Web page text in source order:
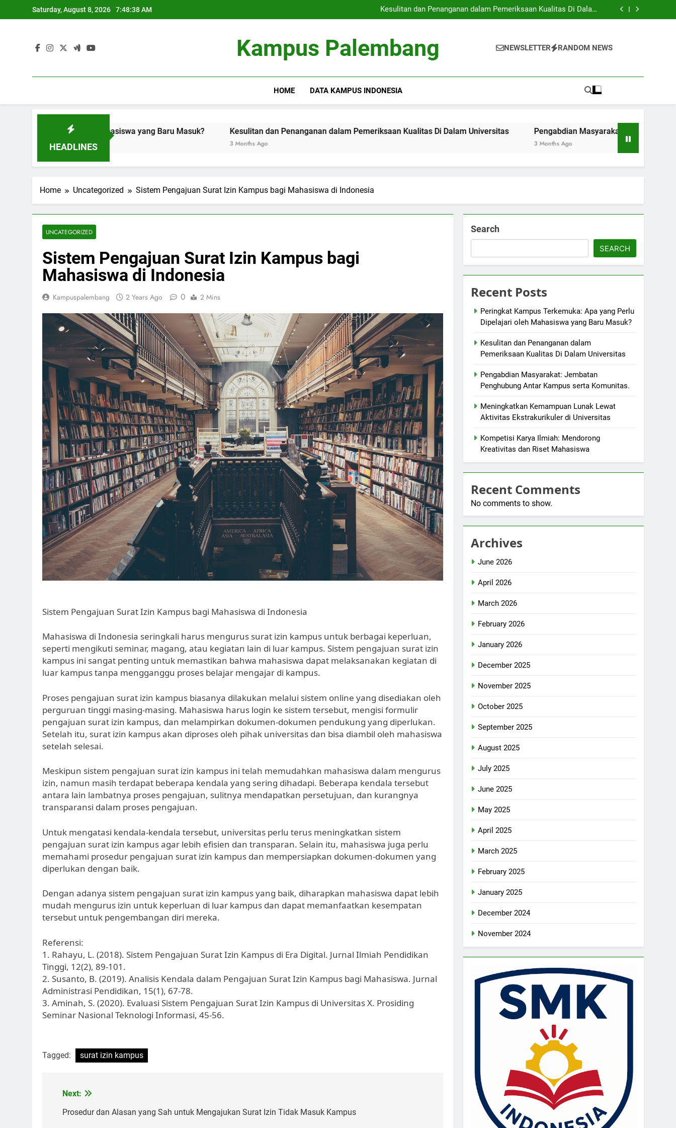
to
Saturday, August 8, 2026 7:48:39 AM
yang Baru Masuk?
Kesulitan dan Penanganan dalam Pemeriksaan Kualitas Di Dalam
Universitas
Pengabdian Masyarakat: Jembatan Penghubung Antar Kampus serta
yang Baru Masuk?
Kesulitan dan Penanganan dalam Pemeriksaan Kualitas Di Dalam
Pengabdian Masyarakat: Jembatan Penghubung Antar Kampus serta
Kampus Palembang NEWSLETTER RANDOM NEWS
HOME DATA KAMPUS INDONESIA
HEADLINES
oleh Mahasiswa yang Baru Masuk? Kesulitan dan Penanganan dalam Pemeriksaan Kualitas Di Dalam Universitas Pengabdian Masyarakat: Jembatan Penghubung
Home Uncategorized Sistem Pengajuan Surat Izin Kampus bagi Mahasiswa di Indonesia
UNCATEGORIZED
Sistem Pengajuan Surat Izin Kampus bagi
Mahasiswa di Indonesia
Kampuspalembang 2 Years Ago 0 2 Mins
Sistem Pengajuan Surat Izin Kampus bagi Mahasiswa di Indonesia
Mahasiswa di Indonesia seringkali harus mengurus surat izin kampus untuk berbagai keperluan,
seperti mengikuti seminar, magang, atau kegiatan lain di luar kampus. Sistem pengajuan surat izin
kampus ini sangat penting untuk memastikan bahwa mahasiswa dapat melaksanakan kegiatan di
luar kampus tanpa mengganggu proses belajar mengajar di kampus.
Proses pengajuan surat izin kampus biasanya dilakukan melalui sistem online yang disediakan oleh
perguruan tinggi masing-masing. Mahasiswa harus login ke sistem tersebut, mengisi formulir
pengajuan surat izin kampus, dan melampirkan dokumen-dokumen pendukung yang diperlukan.
Setelah itu, surat izin kampus akan diproses oleh pihak universitas dan bisa diambil oleh mahasiswa
setelah selesai.
Meskipun sistem pengajuan surat izin kampus ini telah memudahkan mahasiswa dalam mengurus
izin, namun masih terdapat beberapa kendala yang sering dihadapi. Beberapa kendala tersebut
antara lain lambatnya proses pengajuan, sulitnya mendapatkan persetujuan, dan kurangnya
transparansi dalam proses pengajuan.
Untuk mengatasi kendala-kendala tersebut, universitas perlu terus meningkatkan sistem
pengajuan surat izin kampus agar lebih efisien dan transparan. Selain itu, mahasiswa juga perlu
memahami prosedur pengajuan surat izin kampus dan mempersiapkan dokumen-dokumen yang
diperlukan dengan baik.
Dengan adanya sistem pengajuan surat izin kampus yang baik, diharapkan mahasiswa dapat lebih
mudah mengurus izin untuk keperluan di luar kampus dan dapat memanfaatkan kesempatan
tersebut untuk pengembangan diri mereka.
Referensi:
1. Rahayu, L. (2018). Sistem Pengajuan Surat Izin Kampus di Era Digital. Jurnal Ilmiah Pendidikan
Tinggi, 12(2), 89-101.
2. Susanto, B. (2019). Analisis Kendala dalam Pengajuan Surat Izin Kampus bagi Mahasiswa. Jurnal
Administrasi Pendidikan, 15(1), 67-78.
3. Aminah, S. (2020). Evaluasi Sistem Pengajuan Surat Izin Kampus di Universitas X. Prosiding
Seminar Nasional Teknologi Informasi, 45-56.
Tagged: surat izin kampus
Post
navigation
Next:
Prosedur dan Alasan yang Sah untuk Mengajukan Surat Izin Tidak Masuk Kampus
Search
SEARCH
Recent Posts
Peringkat Kampus Terkemuka: Apa yang Perlu
Dipelajari oleh Mahasiswa yang Baru Masuk?
Kesulitan dan Penanganan dalam
Pemeriksaan Kualitas Di Dalam Universitas
Pengabdian Masyarakat: Jembatan
Penghubung Antar Kampus serta Komunitas.
Meningkatkan Kemampuan Lunak Lewat
Aktivitas Ekstrakurikuler di Universitas
Kompetisi Karya Ilmiah: Mendorong
Kreativitas dan Riset Mahasiswa
Recent Comments
No comments to show.
Archives
June 2026
April 2026
March 2026
February 2026
January 2026
December 2025
November 2025
October 2025
September 2025
August 2025
July 2025
June 2025
May 2025
April 2025
March 2025
February 2025
January 2025
December 2024
November 2024